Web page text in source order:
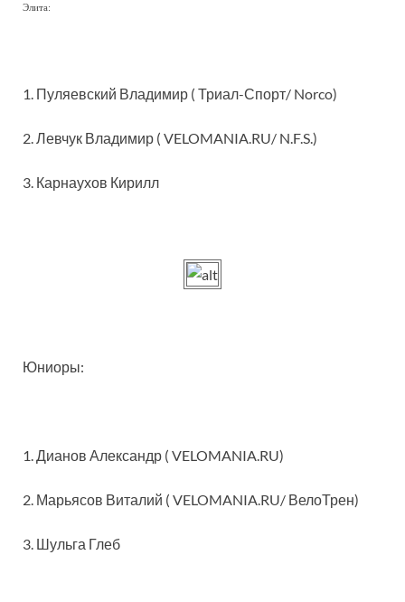
Элита:
1. Пуляевский Владимир ( Триал-Спорт/ Norco)
2. Левчук Владимир ( VELOMANIA.RU/ N.F.S.)
3. Карнаухов Кирилл
Юниоры:
1. Дианов Александр ( VELOMANIA.RU)
2. Марьясов Виталий ( VELOMANIA.RU/ ВелоТрен)
3. Шульга Глеб